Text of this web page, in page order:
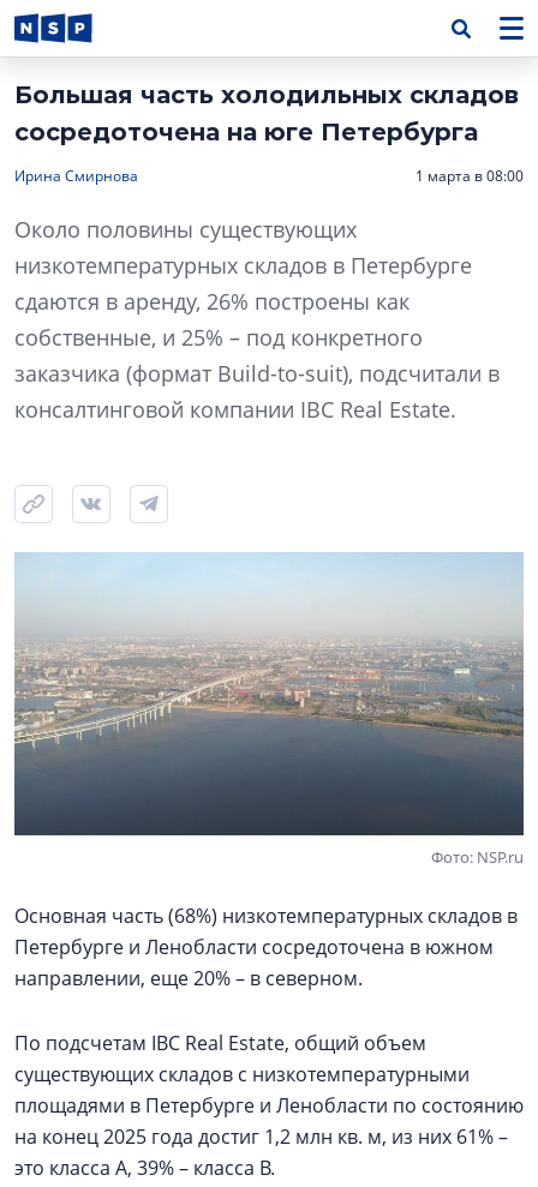
Большая часть холодильных складов
сосредоточена на юге Петербурга
Ирина Смирнова 1 марта в 08:00
Около половины существующих
низкотемпературных складов в Петербурге
сдаются в аренду, 26% построены как
собственные, и 25% – под конкретного
заказчика (формат Build-to-suit), подсчитали в
консалтинговой компании IBC Real Estate.
Фото: NSP.ru
Основная часть (68%) низкотемпературных складов в
Петербурге и Ленобласти сосредоточена в южном
направлении, еще 20% – в северном.
По подсчетам IBC Real Estate, общий объем
существующих складов с низкотемпературными
площадями в Петербурге и Ленобласти по состоянию
на конец 2025 года достиг 1,2 млн кв. м, из них 61% –
это класса А, 39% – класса В.